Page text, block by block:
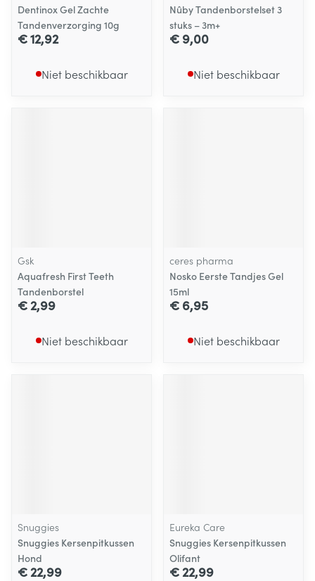
Dentinox Gel Zachte
Tandenverzorging 10g
€ 12,92
Niet beschikbaar
Nûby Tandenborstelset 3
stuks – 3m+
€ 9,00
Niet beschikbaar
Gsk
Aquafresh First Teeth
Tandenborstel
€ 2,99
Niet beschikbaar
ceres pharma
Nosko Eerste Tandjes Gel
15ml
€ 6,95
Niet beschikbaar
Snuggies
Snuggies Kersenpitkussen
Hond
€ 22,99
Eureka Care
Snuggies Kersenpitkussen
Olifant
€ 22,99